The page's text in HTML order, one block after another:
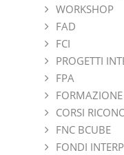
WORKSHOP
FAD
FCI
PROGETTI
FPA
CORSI
FNC BCUBE
FONDI